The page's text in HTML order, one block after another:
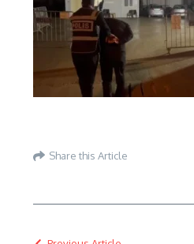
Share this Article